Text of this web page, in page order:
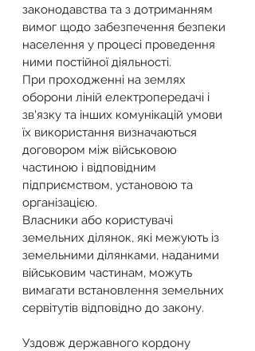
законодавства та з дотриманням
вимог щодо забезпечення безпеки
населення у процесі проведення
ними постійної діяльності.
При проходженні на землях
оборони ліній електропередачі і
зв'язку та інших комунікацій умови
їх використання визначаються
договором між військовою
частиною і відповідним
підприємством, установою та
організацією.
Власники або користувачі
земельних ділянок, які межують із
земельними ділянками, наданими
військовим частинам, можуть
вимагати встановлення земельних
сервітутів відповідно до закону.
Уздовж державного кордону